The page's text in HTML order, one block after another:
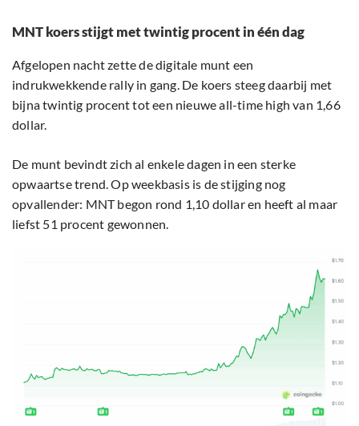
MNT koers stijgt met twintig procent in één dag
Afgelopen nacht zette de digitale munt een
indrukwekkende rally in gang. De koers steeg daarbij met
bijna twintig procent tot een nieuwe all-time high van 1,66
dollar.
De munt bevindt zich al enkele dagen in een sterke
opwaartse trend. Op weekbasis is de stijging nog
opvallender: MNT begon rond 1,10 dollar en heeft al maar
liefst 51 procent gewonnen.